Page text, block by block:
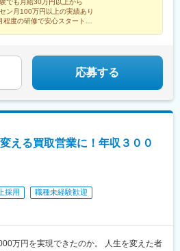
直帰OK■勤務エリアは全国一都三県を
マーケットや商業施設、ホームセンター
仕事です。
センティブ＋各種手当※給与は経験・能
す。【年収例】年収1200万円／入社3年
万円以上年収550万円／入社1年目／イン
でも月給30万円以上から
ン月100万円以上の実績あり
度の研修で安心スタート
応募する
える買取営業に！年収３００
採用
職種未経験歓迎
万円を実現できたのか。 人生を変えた者